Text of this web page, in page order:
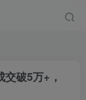
破5万+，